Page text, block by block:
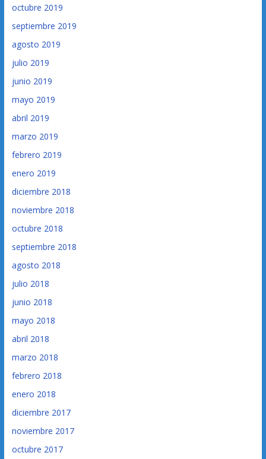
octubre 2019
septiembre 2019
agosto 2019
julio 2019
junio 2019
mayo 2019
abril 2019
marzo 2019
febrero 2019
enero 2019
diciembre 2018
noviembre 2018
octubre 2018
septiembre 2018
agosto 2018
julio 2018
junio 2018
mayo 2018
abril 2018
marzo 2018
febrero 2018
enero 2018
diciembre 2017
noviembre 2017
octubre 2017